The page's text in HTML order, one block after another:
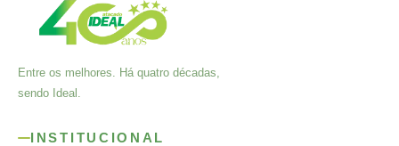
Entre os melhores. Há quatro décadas,
sendo Ideal.
INSTITUCIONAL